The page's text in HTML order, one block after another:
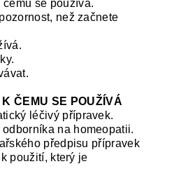
čemu se používá.
než začnete
ČEMU SE POUŽÍVÁ
léčivý přípravek.
odborníka na homeopatii.
předpisu přípravek
použití, který je